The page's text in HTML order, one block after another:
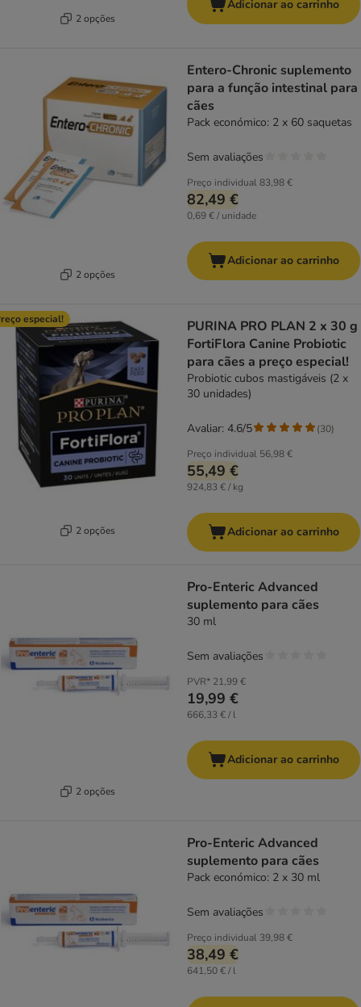
2 opções
Adicionar ao carrinho
2 opções
Entero-Chronic suplemento
para a função intestinal para
cães
Pack económico: 2 x 60 saquetas
Preço individual83,98 €
82,49 €
0,69 € / unidade
Sem avaliações
Adicionar ao carrinho
especial!
2 opções
PURINA PRO PLAN 2 x 30 g
FortiFlora Canine Probiotic
para cães a preço especial!
Probiotic cubos mastigáveis (2 x
30 unidades)
Preço individual 56,98 €
55,49 €
924,83 € / kg
Avaliar: 4.6/5 (30)
Adicionar ao carrinho
2 opções
Pro-Enteric Advanced
suplemento para cães
30 ml
PVR* 21,99 €
19,99 €
666,33 € / l
Sem avaliações
Adicionar ao carrinho
Pro-Enteric Advanced
suplemento para cães
Pack económico: 2 x 30 ml
Preço individual 39,98 €
38,49 €
641,50 € / l
Sem avaliações